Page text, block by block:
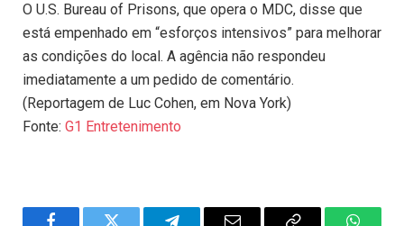
O U.S. Bureau of Prisons, que opera o MDC, disse que
está empenhado em “esforços intensivos” para melhorar
as condições do local. A agência não respondeu
imediatamente a um pedido de comentário.
(Reportagem de Luc Cohen, em Nova York)
Fonte: G1 Entretenimento